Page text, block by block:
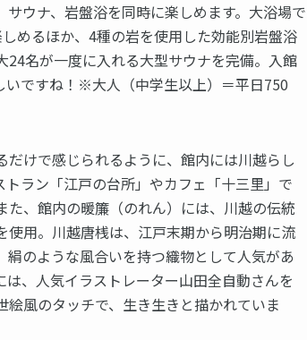
ウナ、岩盤浴を同時に楽しめます。大浴場で
めるほか、4種の岩を使用した効能別岩盤浴
名が一度に入れる大型サウナを完備。入館
いですね！※大人（中学生以上）＝平日750
けで感じられるように、館内には川越らし
ラン「江戸の台所」やカフェ「十三里」で
、館内の暖簾（のれん）には、川越の伝統
用。川越唐桟は、江戸末期から明治期に流
のような風合いを持つ織物として人気があ
、人気イラストレーター山田全自動さんを
風のタッチで、生き生きと描かれていま